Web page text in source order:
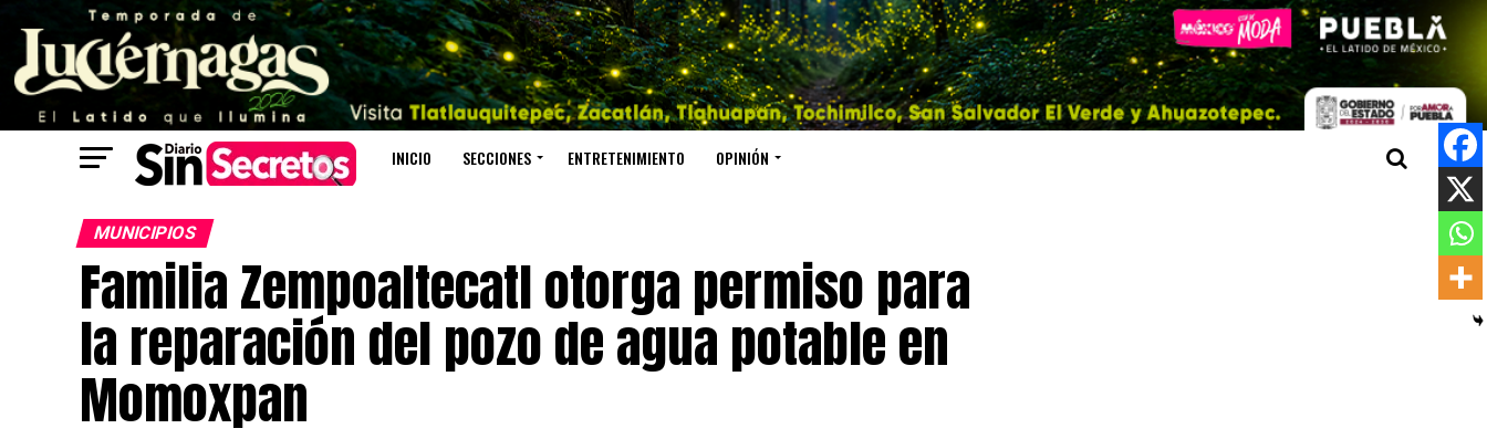
INICIO SECCIONES ENTRETENIMIENTO OPINIÓN
MUNICIPIOS
Familia Zempoaltecatl otorga permiso para
la reparación del pozo de agua potable en
Momoxpan